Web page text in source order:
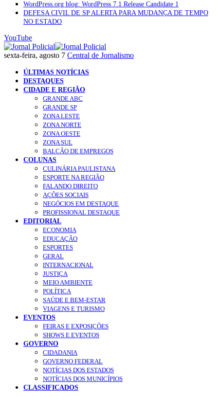
WordPress.org blog: WordPress 7.1 Release Candidate 1
DEFESA CIVIL DE SP ALERTA PARA MUDANÇA DE TEMPO
NO ESTADO
YouTube
sexta-feira, agosto 7 Central de Jornalismo
ÚLTIMAS NOTÍCIAS
DESTAQUES
CIDADE E REGIÃO
GRANDE ABC
GRANDE SP
ZONA LESTE
ZONA NORTE
ZONA OESTE
ZONA SUL
BALCÃO DE EMPREGOS
COLUNAS
CULINÁRIA PAULISTANA
ESPORTE NA REGIÃO
FALANDO DIREITO
AÇÕES SOCIAIS
NEGÓCIOS EM DESTAQUE
PROFISSIONAL DESTAQUE
EDITORIAL
ECONOMIA
EDUCAÇÃO
ESPORTES
GERAL
INTERNACIONAL
JUSTIÇA
MEIO AMBIENTE
POLÍTICA
SAÚDE E BEM-ESTAR
VIAGENS E TURISMO
EVENTOS
FEIRAS E EXPOSIÇÕES
SHOWS E EVENTOS
GOVERNO
CIDADANIA
GOVERNO FEDERAL
NOTÍCIAS DOS ESTADOS
NOTÍCIAS DOS MUNICÍPIOS
CLASSIFICADOS